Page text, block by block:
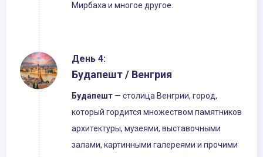
Мирбаха и многое другое.
День 4:
Будапешт / Венгрия
Будапешт — столица Венгрии, город,
который гордится множеством памятников
архитектуры, музеями, выставочными
залами, картинными галереями и прочими